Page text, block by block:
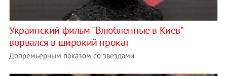
Украинский фильм "Влюбленные в Киев"
ворвался в широкий прокат
Допремьерным показом со звездами